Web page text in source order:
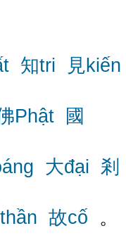
知tri
見kiến
Phật
國
大đại 剎
故cố 。